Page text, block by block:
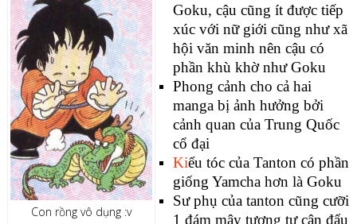
Con rồng vô dụng :v
Goku, cậu cũng ít được tiếp
xúc với nữ giới cũng như xã
hội văn minh nên cậu có
phần khù khờ như Goku
Phong cảnh cho cả hai
manga bị ảnh hưởng bởi
cảnh quan của Trung Quốc
cổ đại
Kiểu tóc của Tanton có phần
giống Yamcha hơn là Goku
Sư phụ của tanton cũng cưỡi
1 đám mây tương tự cân đẩu